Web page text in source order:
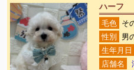
ハーフ
毛色
そ
性別
男
生年月日
店舗名